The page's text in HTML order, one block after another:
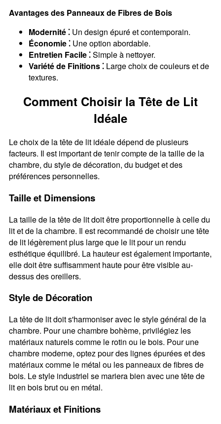
Avantages des Panneaux de Fibres de Bois
Modernité ⁚Un design épuré et contemporain.
Économie ⁚Une option abordable.
Entretien Facile ⁚Simple à nettoyer.
Variété de Finitions ⁚Large choix de couleurs et de
textures.
Comment Choisir la Tête de Lit
Idéale
Le choix de la tête de lit idéale dépend de plusieurs
facteurs. Il est important de tenir compte de la taille de la
chambre, du style de décoration, du budget et des
préférences personnelles.
Taille et Dimensions
La taille de la tête de lit doit être proportionnelle à celle du
lit et de la chambre. Il est recommandé de choisir une tête
de lit légèrement plus large que le lit pour un rendu
esthétique équilibré. La hauteur est également importante,
elle doit être suffisamment haute pour être visible au-
dessus des oreillers.
Style de Décoration
La tête de lit doit s'harmoniser avec le style général de la
chambre. Pour une chambre bohème, privilégiez les
matériaux naturels comme le rotin ou le bois. Pour une
chambre moderne, optez pour des lignes épurées et des
matériaux comme le métal ou les panneaux de fibres de
bois. Le style industriel se mariera bien avec une tête de
lit en bois brut ou en métal.
Matériaux et Finitions